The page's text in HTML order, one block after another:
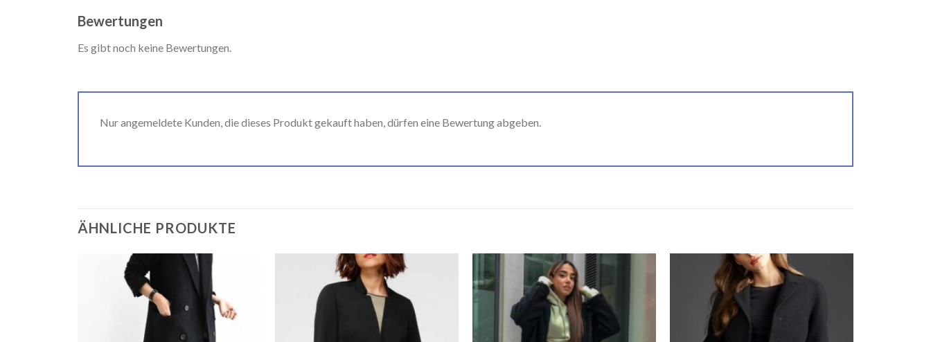
Bewertungen
Es gibt noch keine Bewertungen.
Nur angemeldete Kunden, die dieses Produkt gekauft haben, dürfen eine Bewertung abgeben.
ÄHNLICHE PRODUKTE